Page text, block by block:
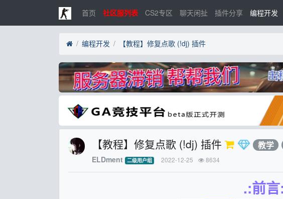
首页 社区服列表 CS2专区 聊天闲扯 插件分享 编程开发
编程开发 【教程】修复点歌 (!dj) 插件
【教程】修复点歌 (!dj) 插件 教学
ELDment 二级用户组 2022-12-25 8634
.:前